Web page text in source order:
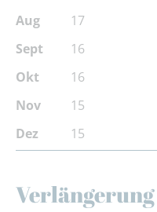
Aug
Sept
Okt
Nov
Dez
17
16
16
15
15